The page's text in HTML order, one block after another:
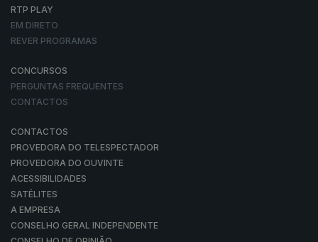
RTP PLAY
EM DIRETO
REVER PROGRAMAS
CONCURSOS
PERGUNTAS FREQUENTES
CONTACTOS
CONTACTOS
PROVEDORA DO TELESPECTADOR
PROVEDORA DO OUVINTE
ACESSIBILIDADES
SATÉLITES
A EMPRESA
CONSELHO GERAL INDEPENDENTE